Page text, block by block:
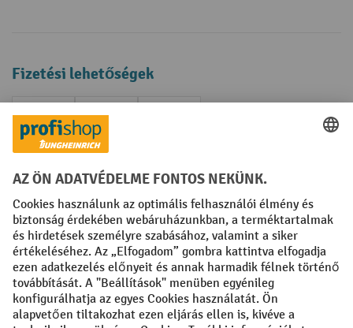
Fizetési lehetőségek
Creditcard (Master)Creditcard (Visa)
Előrefizetés
Közösségi Média
Facebook
YouTube
LinkedIn
Instagram
Impresszum ÁSZF Adatvédelmi tájékoztató